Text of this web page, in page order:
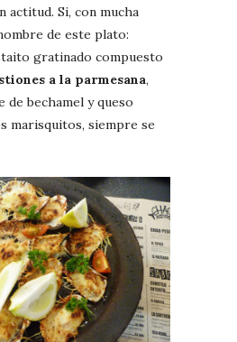
actitud. Si, con mucha
de este plato:
gratinado compuesto
a la parmesana,
de bechamel y queso
marisquitos, siempre se